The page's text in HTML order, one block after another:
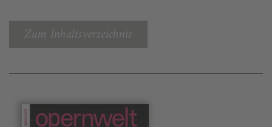
Zum Inhaltsverzeichnis